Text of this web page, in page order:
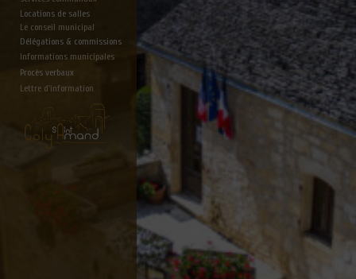
Locations de salles
Le conseil municipal
Délégations & commissions
Informations municipales
Lettre d'information
Procès verbaux